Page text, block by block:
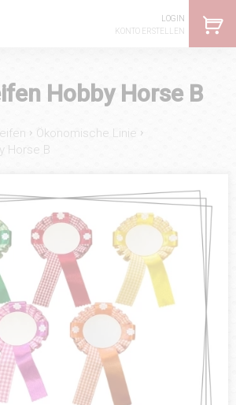
LOGIN
KONTO ERSTELLEN
Hobby Horse B
› Ökonomische Linie ›
Horse B